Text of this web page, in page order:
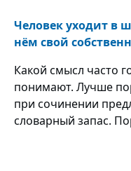
Человек уходит в
нём свой
Какой смысл часто
понимают. Лучше
при сочинении
словарный запас.